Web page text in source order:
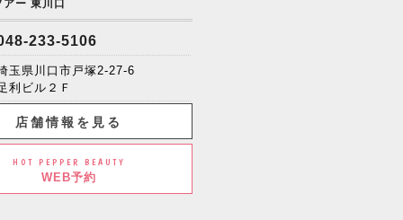
アー 東川口
233-5106
玉県川口市戸塚2-27-6
利ビル２Ｆ
店舗情報を見る
HOT PEPPER BEAUTY
WEB予約